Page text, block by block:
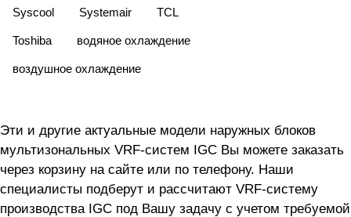
Syscool Systemair TCL
Toshiba водяное охлаждение
воздушное охлаждение
Эти и другие актуальные модели наружных блоков
мультизональных VRF-систем IGC Вы можете заказать
через корзину на сайте или по телефону. Наши
специалисты подберут и рассчитают VRF-систему
производства IGC под Вашу задачу с учетом требуемой